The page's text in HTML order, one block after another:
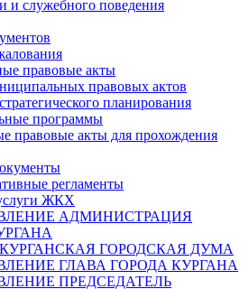
и служебного поведения
правовые акты
правовых актов
планирования
программы
правовые акты для прохождения
регламенты
ЖКХ
АДМИНИСТРАЦИЯ
ГОРОДСКАЯ ДУМА
ГЛАВА ГОРОДА КУРГАНА
ПРЕДСЕДАТЕЛЬ